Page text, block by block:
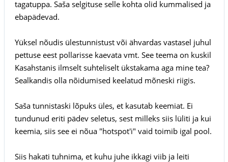
tagatuppa. Saša selgituse selle kohta olid kummalised ja
ebapädevad.
Yüksel nõudis ülestunnistust või ähvardas vastasel juhul
pettuse eest pollarisse kaevata vmt. See teema on kuskil
Kasahstanis ilmselt suhteliselt ükstakama aga mine tea?
Sealkandis olla nõidumised keelatud mõneski riigis.
Saša tunnistaski lõpuks üles, et kasutab keemiat. Ei
tundunud eriti pädev seletus, sest milleks siis lüliti ja kui
keemia, siis see ei nõua "hotspot'i" vaid toimib igal pool.
Siis hakati tuhnima, et kuhu juhe ikkagi viib ja leiti